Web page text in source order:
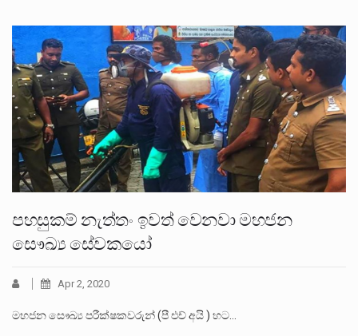
පහසුකම් නැත්තං ඉවත් වෙනවා මහජන
සෞඛ්‍ය සේවකයෝ
Apr 2, 2020
මහජන සෞඛ්‍ය පරීක්ෂකවරුන් (පී එච් අයි ) හට…